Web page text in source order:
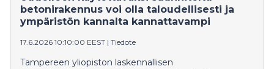
arvostuksen kokemukset, joihin etenevä sairaus voi
vaikuttaa.
betonirakennus voi olla taloudellisesti ja
ympäristön kannalta kannattavampi
17.6.2026 10:10:00 EEST | Tiedote
Tampereen yliopiston laskennallisen